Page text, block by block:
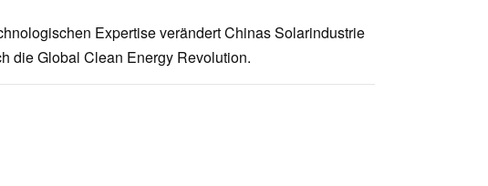
Expertise verändert Chinas Solarindustrie
die Global Clean Energy Revolution.